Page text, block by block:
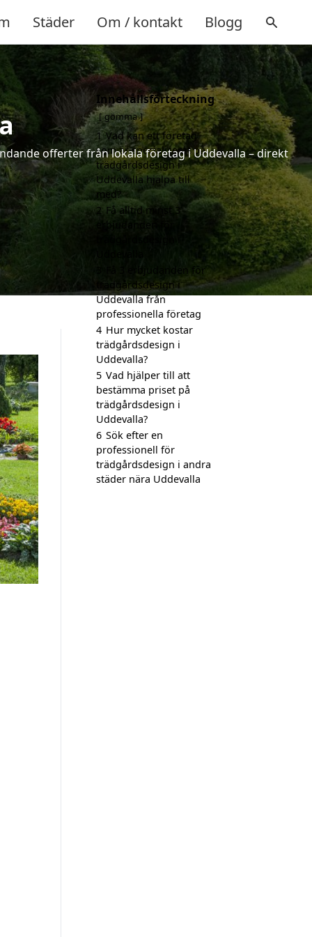
Städer Om / kontakt Blogg
offerter från lokala företag i Uddevalla – direkt
Innehållsförteckning
gömma
1 Vad kan ett företag
som är specialiserat på
trädgårdsdesign i
Uddevalla hjälpa till
med?
2 Få alltid minst 3
erbjudanden för
Få 3 erbjudanden för
trädgårdsdesign i
Uddevalla från
professionella företag
4 Hur mycket kostar
trädgårdsdesign i
Uddevalla?
5 Vad hjälper till att
bestämma priset på
trädgårdsdesign i
Uddevalla?
6 Sök efter en
professionell för
trädgårdsdesign i andra
städer nära Uddevalla